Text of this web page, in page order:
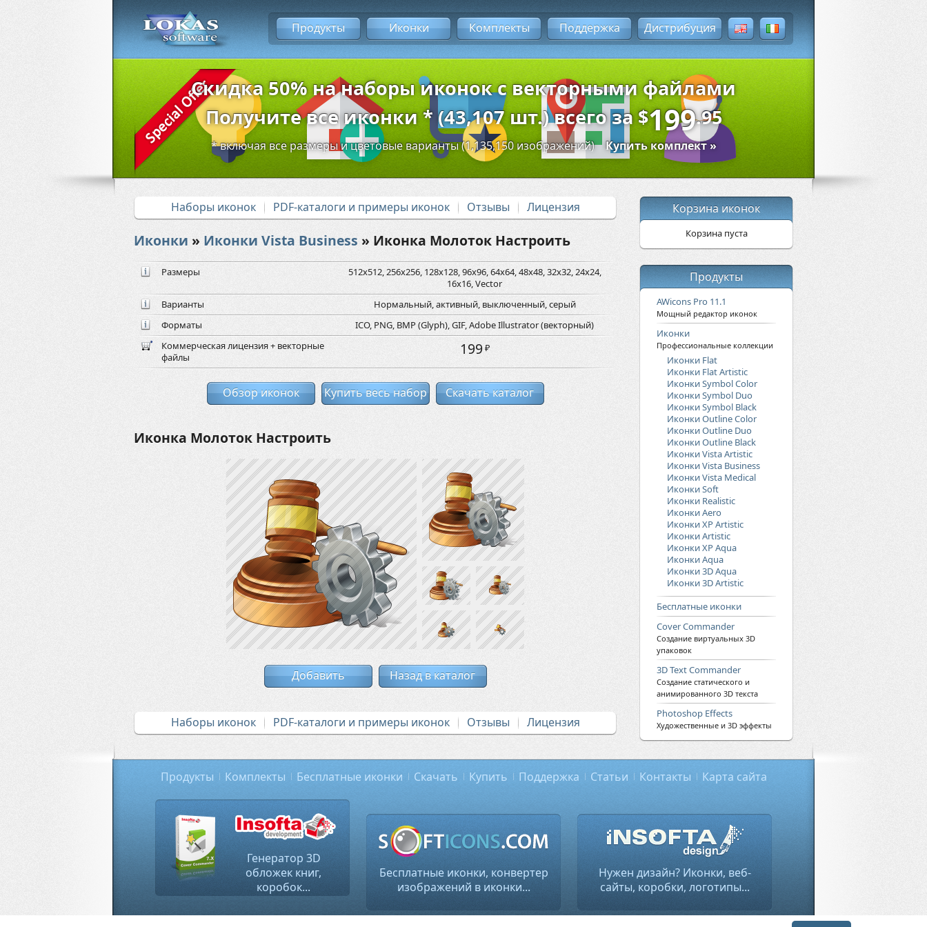
Продукты Иконки Комплекты Поддержка Дистрибуция
Скидка 50% на наборы иконок с векторными файлами
Получите все иконки * (43,107 шт.) всего за$199.95
* включая все размеры и цветовые варианты (1,135,150 изображений) Купить комплект »
Наборы иконок PDF-каталоги и примеры иконок Отзывы Лицензия
Иконки » Иконки Vista Business » Иконка Молоток Настроить
Размеры
512x512, 256x256, 128x128, 96x96, 64x64, 48x48, 32x32, 24x24,
16x16, Vector
Варианты
Нормальный, активный, выключенный, серый
Форматы
ICO, PNG, BMP (Glyph), GIF, Adobe Illustrator (векторный)
Коммерческая лицензия + векторные
файлы
199₽
Обзор иконок Купить весь набор Скачать каталог
Иконка Молоток Настроить
Добавить Назад в каталог
Наборы иконок PDF-каталоги и примеры иконок Отзывы Лицензия
Корзина иконок
Корзина пуста
Продукты
AWicons Pro 11.1
Мощный редактор иконок
Иконки
Профессиональные коллекции
Иконки Flat
Иконки Flat Artistic
Иконки Symbol Color
Иконки Symbol Duo
Иконки Symbol Black
Иконки Outline Color
Иконки Outline Duo
Иконки Outline Black
Иконки Vista Artistic
Иконки Vista Business
Иконки Vista Medical
Иконки Soft
Иконки Realistic
Иконки Aero
Иконки XP Artistic
Иконки Artistic
Иконки XP Aqua
Иконки Aqua
Иконки 3D Aqua
Иконки 3D Artistic
Бесплатные иконки
Cover Commander
Создание виртуальных 3D
упаковок
3D Text Commander
Создание статического и
анимированного 3D текста
Photoshop Effects
Художественные и 3D эффекты
Продукты Комплекты Бесплатные иконки Скачать Купить Поддержка Статьи Контакты Карта сайта
Генератор 3D
обложек книг,
коробок...
Бесплатные иконки, конвертер
изображений в иконки...
Нужен дизайн? Иконки, веб-
сайты, коробки, логотипы...